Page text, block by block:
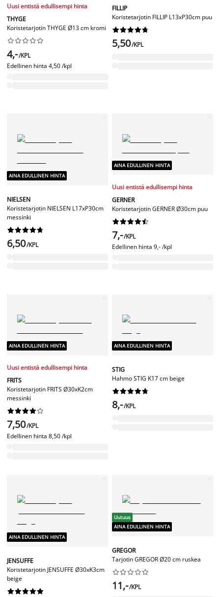
Uusi entistä edullisempi hinta
THYGE
Koristetarjotin THYGE Ø13 cm kromi






4,-/KPL
Edellinen hinta 4,50 /kpl
FILLIP
Koristetarjotin FILLIP L13xP30cm puu






5,50/KPL
AINA EDULLINEN HINTA
NIELSEN
Koristetarjotin NIELSEN L17xP30cm
messinki






6,50/KPL
AINA EDULLINEN HINTA
Uusi entistä edullisempi hinta
GERNER
Koristetarjotin GERNER Ø30cm puu






7,-/KPL
Edellinen hinta 9,- /kpl
AINA EDULLINEN HINTA
Uusi entistä edullisempi hinta
FRITS
Koristetarjotin FRITS Ø30xK2cm
messinki






7,50/KPL
Edellinen hinta 8,50 /kpl
AINA EDULLINEN HINTA
STIG
Hahmo STIG K17 cm beige






8,-/KPL
AINA EDULLINEN HINTA
JENSUFFE
Koristetarjotin JENSUFFE Ø30xK3cm
beige






Uutuus
AINA EDULLINEN HINTA
GREGOR
Tarjotin GREGOR Ø20 cm ruskea






11,-/KPL